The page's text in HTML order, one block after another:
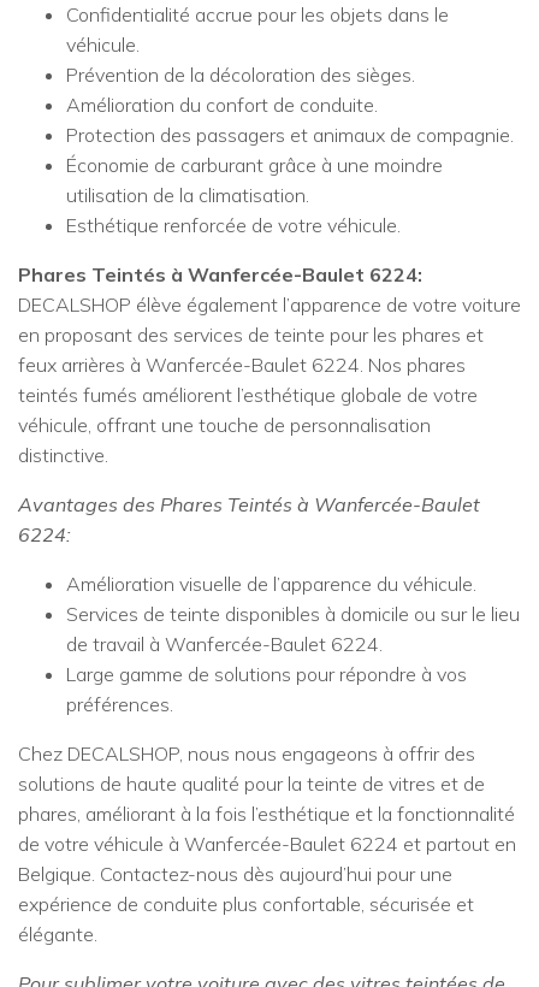
Confidentialité accrue pour les objets dans le
véhicule.
Prévention de la décoloration des sièges.
Amélioration du confort de conduite.
Protection des passagers et animaux de compagnie.
Économie de carburant grâce à une moindre
utilisation de la climatisation.
Esthétique renforcée de votre véhicule.
Phares Teintés à Wanfercée-Baulet 6224:
DECALSHOP élève également l’apparence de votre voiture
en proposant des services de teinte pour les phares et
feux arrières à Wanfercée-Baulet 6224. Nos phares
teintés fumés améliorent l’esthétique globale de votre
véhicule, offrant une touche de personnalisation
distinctive.
Avantages des Phares Teintés à Wanfercée-Baulet
6224:
Amélioration visuelle de l’apparence du véhicule.
Services de teinte disponibles à domicile ou sur le lieu
de travail à Wanfercée-Baulet 6224.
Large gamme de solutions pour répondre à vos
préférences.
Chez DECALSHOP, nous nous engageons à offrir des
solutions de haute qualité pour la teinte de vitres et de
phares, améliorant à la fois l’esthétique et la fonctionnalité
de votre véhicule à Wanfercée-Baulet 6224 et partout en
Belgique. Contactez-nous dès aujourd’hui pour une
expérience de conduite plus confortable, sécurisée et
élégante.